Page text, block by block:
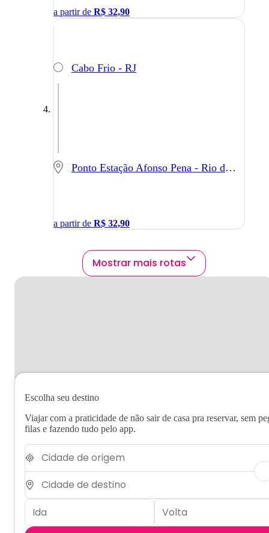
a partir de R$ 32,90
Cabo Frio - RJ
Ponto Estação Afonso Pena - Rio de Janeiro - RJ
a partir de R$ 32,90
Mostrar mais rotas
Escolha seu destino
Viajar com a praticidade de não sair de casa pra reservar, sem
filas e fazendo tudo pelo app.